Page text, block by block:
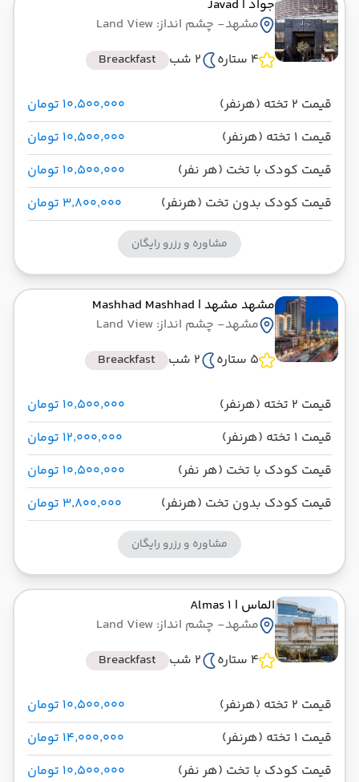
جواد | Javad
مشهد- چشم انداز: Land View
4 ستاره
2 شب Breackfast
قیمت 2 تخته (هرنفر)
۱۰٬۵۰۰٬۰۰۰ تومان
قیمت 1 تخته (هرنفر)
۱۰٬۵۰۰٬۰۰۰ تومان
قیمت کودک با تخت (هر نفر)
۱۰٬۵۰۰٬۰۰۰ تومان
قیمت کودک بدون تخت (هرنفر)
۳٬۸۰۰٬۰۰۰ تومان
مشاوره و رزرو رایگان
مشهد مشهد | Mashhad Mashhad
مشهد- چشم انداز: Land View
5 ستاره
2 شب Breackfast
قیمت 2 تخته (هرنفر)
۱۰٬۵۰۰٬۰۰۰ تومان
قیمت 1 تخته (هرنفر)
۱۲٬۰۰۰٬۰۰۰ تومان
قیمت کودک با تخت (هر نفر)
۱۰٬۵۰۰٬۰۰۰ تومان
قیمت کودک بدون تخت (هرنفر)
۳٬۸۰۰٬۰۰۰ تومان
مشاوره و رزرو رایگان
الماس | Almas 1
مشهد- چشم انداز: Land View
4 ستاره
2 شب Breackfast
قیمت 2 تخته (هرنفر)
۱۰٬۵۰۰٬۰۰۰ تومان
قیمت 1 تخته (هرنفر)
۱۴٬۰۰۰٬۰۰۰ تومان
قیمت کودک با تخت (هر نفر)
۱۰٬۵۰۰٬۰۰۰ تومان